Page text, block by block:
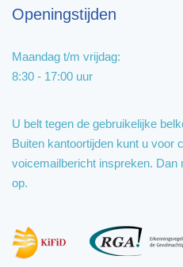
Openingstijden
Maandag t/m vrijdag:
8:30 - 17:00 uur
U belt tegen de gebruikelijke
Buiten kantoortijden kunt u voor
voicemailbericht inspreken.
op.